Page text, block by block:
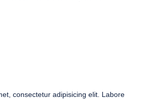
consectetur adipisicing elit. Labore